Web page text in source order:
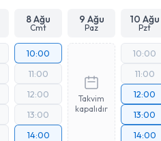
8 Ağu
Cmt
9 Ağu
Paz
10 Ağu
Pzt
10:00
11:00
12:00
13:00
14:00
Takvim
kapalıdır
10:00
11:00
12:00
13:00
14:00